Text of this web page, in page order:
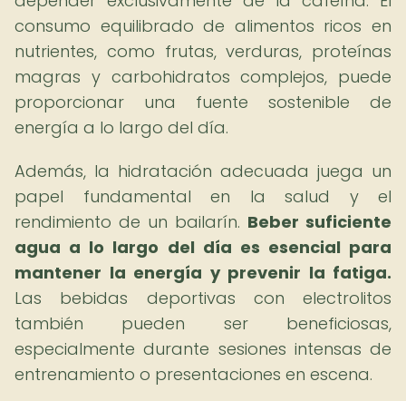
consumo equilibrado de alimentos ricos en
nutrientes, como frutas, verduras, proteínas
magras y carbohidratos complejos, puede
proporcionar una fuente sostenible de
energía a lo largo del día.
Además, la hidratación adecuada juega un
papel fundamental en la salud y el
rendimiento de un bailarín. Beber suficiente
agua a lo largo del día es esencial para
mantener la energía y prevenir la fatiga.
Las bebidas deportivas con electrolitos
también pueden ser beneficiosas,
especialmente durante sesiones intensas de
entrenamiento o presentaciones en escena.